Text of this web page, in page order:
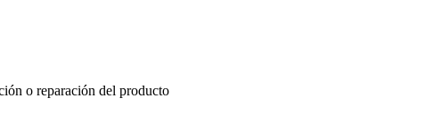
o reparación del producto